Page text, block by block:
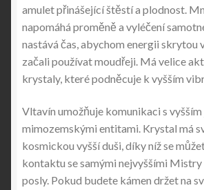
amulet přinášející štěstí a plodnost.
napomáhá proměně a vyléčení
nastává čas, abychom energii skrytou
začali používat moudřeji. Má velice
krystaly, které podněcuje k vyšším
Vltavín umožňuje komunikaci s vyšším
mimozemskými entitami. Krystal má
kosmickou vyšší duši, díky níž se
kontaktu se samými nejvyššími Mistry
posly. Pokud budete kámen držet na